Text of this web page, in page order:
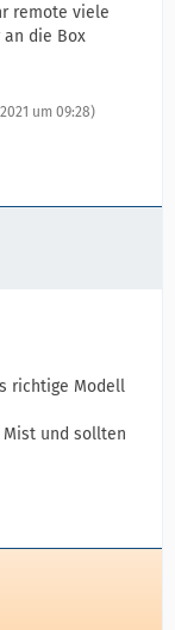
remote viele
an die Box
um 09:28)
richtige Modell
Mist und sollten